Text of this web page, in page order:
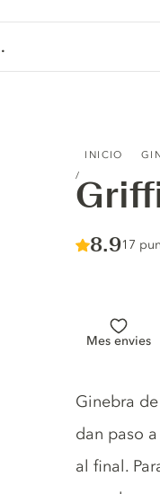
INICIO
Score :
8.9/ 10
17
Mes envies
Gin
Ginebra
dan paso
al final.